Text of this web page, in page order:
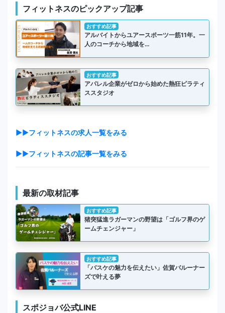
フィットネスのピックアップ記事
おすすめ記事
アルバイトからユアースポーツ一筋11年。一
人のコーチから地域を…
おすすめ記事
アパレル企業がゼロから始めた熱狂ピラティ
ススタジオ
▶▶フィットネスの求人一覧をみる
▶▶フィットネスの記事一覧をみる
最新の取材記事
おすすめ記事
猪突猛進ラガーマンの野望は「ゴルフ界のゲ
ームチェンジャー」
おすすめ記事
「バスケの魅力を伝えたい」佐賀バルーナー
ズで叶える夢
スポジョバ公式LINE